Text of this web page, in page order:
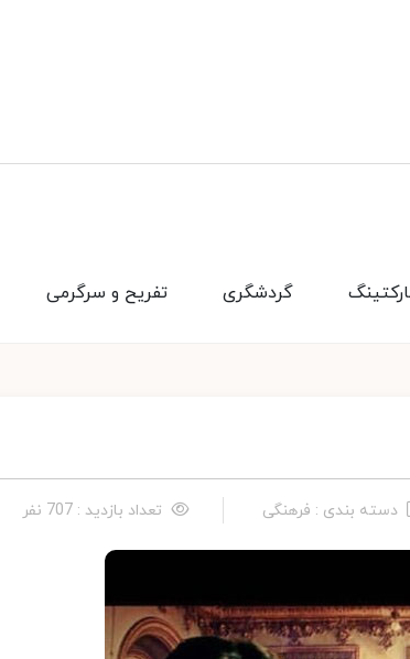
تفریح و سرگرمی گردشگری
دسته بندی : فرهنگی تعداد بازدید : 707 نفر